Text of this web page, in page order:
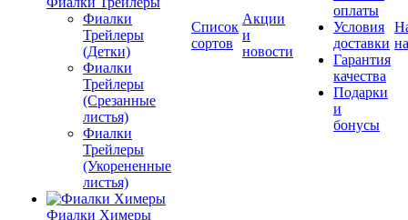
Фиалки
Трейлеры
(Детки)
Фиалки
Трейлеры
(Срезанные
листья)
Фиалки
Трейлеры
(Укорененные
листья)
Фиалки Химеры
Список
сортов
Акции
и
новости
оплаты
Условия
доставки
Гарантия
качества
Подарки
и
бонусы